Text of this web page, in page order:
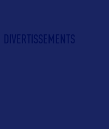
DIVERTISSEMENTS